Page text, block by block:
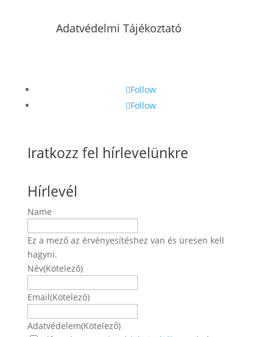
Adatvédelmi Tájékoztató
Follow
Follow
Iratkozz fel hírlevelünkre
Hírlevél
Name
Ez a mező az érvényesítéshez van és üresen kell
hagyni.
Név(Kötelező)
Email(Kötelező)
Adatvédelem(Kötelező)